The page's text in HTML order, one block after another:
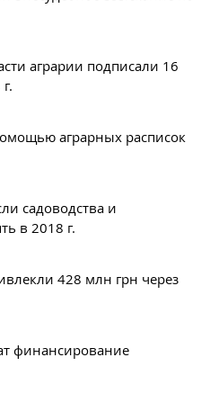
аграрии подписали 16
аграрных расписок
садоводства и
в 2018 г.
428 млн грн через
финансирование